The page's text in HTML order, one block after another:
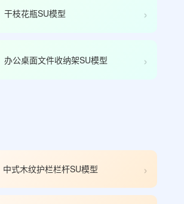
干枝花瓶SU模型 ›
办公桌面文件收纳架SU模型 ›
中式木纹护栏栏杆SU模型 ›